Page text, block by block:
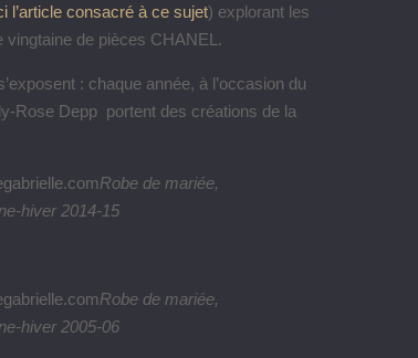
l’article consacré à ce sujet) explorant les
vingtaine de pièces CHANEL.
: chaque année, à l’occasion du
Rose Depp portent des créations de la
Robe de mariée,
hiver 2014-15
Robe de mariée,
hiver 2005-06